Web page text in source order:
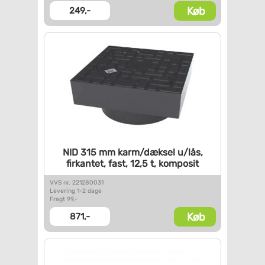
249,- Køb
NID 315 mm karm/dæksel u/lås,
firkantet, fast, 12,5 t, komposit
VVS nr. 221280031
Levering 1-2 dage
Fragt 99,-
871,- Køb